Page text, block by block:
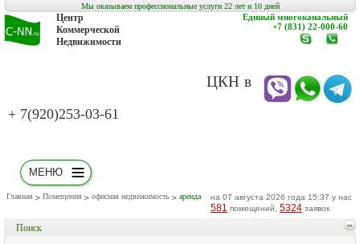
Мы оказываем профессиональные услуги 22 лет и 10 дней
Центр
Коммерческой
Недвижимости
ЦКН в
+ 7(920)253-03-61
Единый многоканальный
+7 (831) 22-000-60
www.c-
МЕНЮ
Главная Помещения офисная недвижимость аренда на 07 августа 2026 года 15:37 у нас
581 помещений, 5324 заявок
Поиск